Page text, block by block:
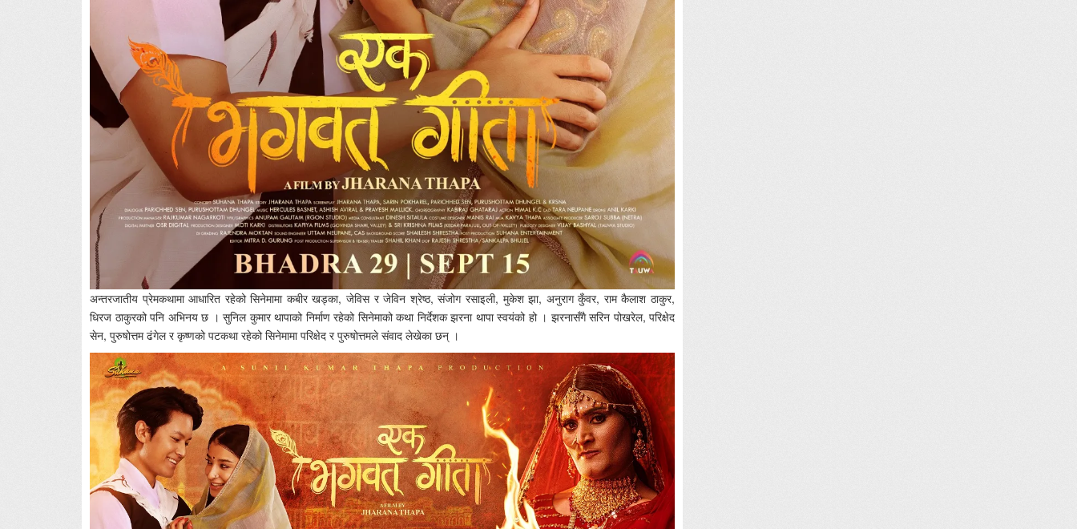
अन्तरजातीय प्रेमकथामा आधारित रहेको सिनेमामा कबीर खड्का, जेविस र जेविन श्रेष्ठ, संजोग रसाइली, मुकेश झा, अनुराग कुँवर, राम कैलाश ठाकुर,
धिरज ठाकुरको पनि अभिनय छ । सुनिल कुमार थापाको निर्माण रहेको सिनेमाको कथा निर्देशक झरना थापा स्वयंको हो । झरनासँगै सरिन पोखरेल, परिक्षेद
सेन, पुरुषोत्तम ढंगेल र कृष्णको पटकथा रहेको सिनेमामा परिक्षेद र पुरुषोत्तमले संवाद लेखेका छन् ।